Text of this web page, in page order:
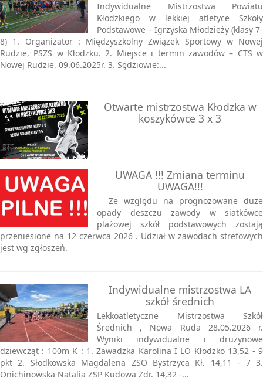
Indywidualne Mistrzostwa Powiatu
Kłodzkiego w lekkiej atletyce Szkoły
Podstawowe – Igrzyska Młodzieży (klasy 7-
8) 1. Organizator : Międzyszkolny Związek Sportowy w Nowej
Rudzie, PSZS w Kłodzku. 2. Miejsce i termin zawodów – CTS w
Nowej Rudzie, 09.06.2025r. 3. Sędziowie:...
Otwarte mistrzostwa Kłodzka w
koszykówce 3 x 3
UWAGA !!! Zmiana terminu
UWAGA!!!
Ze względu na prognozowane duże
opady deszczu zawody w siatkówce
plażowej szkół podstawowych zostają
przeniesione na 12 czerwca 2026 . Udział w zawodach strefowych
jest wg zgłoszeń.
Indywidualne mistrzostwa LA
szkół średnich
Lekkoatletyczne Mistrzostwa Szkół
Średnich , Nowa Ruda 28.05.2026 r.
Wyniki indywidualne i drużynowe
dziewcząt : 100m K : 1. Zawadzka Karolina I LO Kłodzko 13,52 - 9
pkt 2. Słodkowska Magdalena ZSO Bystrzyca Kł. 14,11 - 7 3.
Onichinowska Natalia ZSP Kudowa Zdr. 14,32 -...